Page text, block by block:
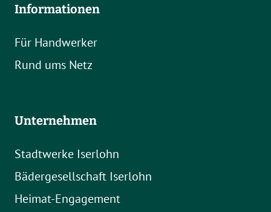
Informationen
Für Handwerker
Rund ums Netz
Unternehmen
Stadtwerke Iserlohn
Bädergesellschaft Iserlohn
Heimat-Engagement